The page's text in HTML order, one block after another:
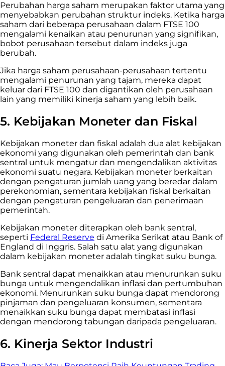
Perubahan harga saham merupakan faktor utama yang
menyebabkan perubahan struktur indeks. Ketika harga
saham dari beberapa perusahaan dalam FTSE 100
mengalami kenaikan atau penurunan yang signifikan,
bobot perusahaan tersebut dalam indeks juga
berubah.
Jika harga saham perusahaan-perusahaan tertentu
mengalami penurunan yang tajam, mereka dapat
keluar dari FTSE 100 dan digantikan oleh perusahaan
lain yang memiliki kinerja saham yang lebih baik.
5. Kebijakan Moneter dan Fiskal
Kebijakan moneter dan fiskal adalah dua alat kebijakan
ekonomi yang digunakan oleh pemerintah dan bank
sentral untuk mengatur dan mengendalikan aktivitas
ekonomi suatu negara. Kebijakan moneter berkaitan
dengan pengaturan jumlah uang yang beredar dalam
perekonomian, sementara kebijakan fiskal berkaitan
dengan pengaturan pengeluaran dan penerimaan
pemerintah.
Kebijakan moneter diterapkan oleh bank sentral,
seperti Federal Reserve di Amerika Serikat atau Bank of
England di Inggris. Salah satu alat yang digunakan
dalam kebijakan moneter adalah tingkat suku bunga.
Bank sentral dapat menaikkan atau menurunkan suku
bunga untuk mengendalikan inflasi dan pertumbuhan
ekonomi. Menurunkan suku bunga dapat mendorong
pinjaman dan pengeluaran konsumen, sementara
menaikkan suku bunga dapat membatasi inflasi
dengan mendorong tabungan daripada pengeluaran.
6. Kinerja Sektor Industri